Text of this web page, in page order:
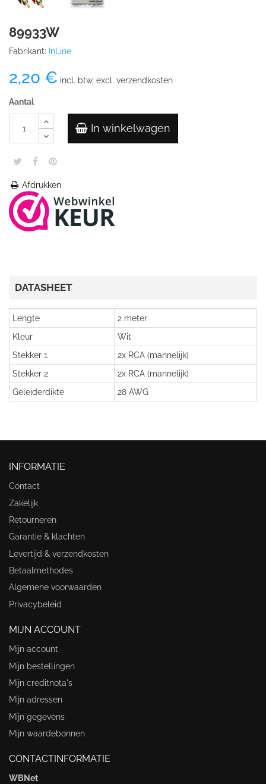
89933W
Fabrikant: InLine
2,20 € incl. btw, excl. verzendkosten
Aantal
In winkelwagen
Afdrukken
DATASHEET
Lengte
2 meter
Kleur
Wit
Stekker 1
2x RCA (mannelijk)
Stekker 2
2x RCA (mannelijk)
Geleiderdikte
28 AWG
INFORMATIE
Contact
Zakelijk
Retourneren
Garantie & klachten
Levertijd & verzendkosten
Betaalmethodes
Algemene voorwaarden
Privacybeleid
MIJN ACCOUNT
Mijn account
Mijn bestellingen
Mijn creditnota's
Mijn adressen
Mijn gegevens
Mijn waardebonnen
CONTACTINFORMATIE
WBNet